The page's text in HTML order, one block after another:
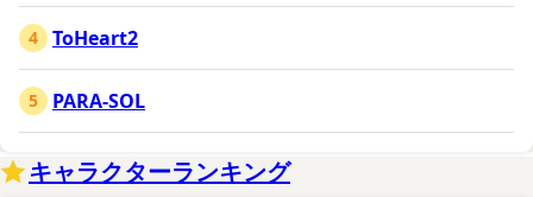
ToHeart2
PARA-SOL
キャラクターランキング